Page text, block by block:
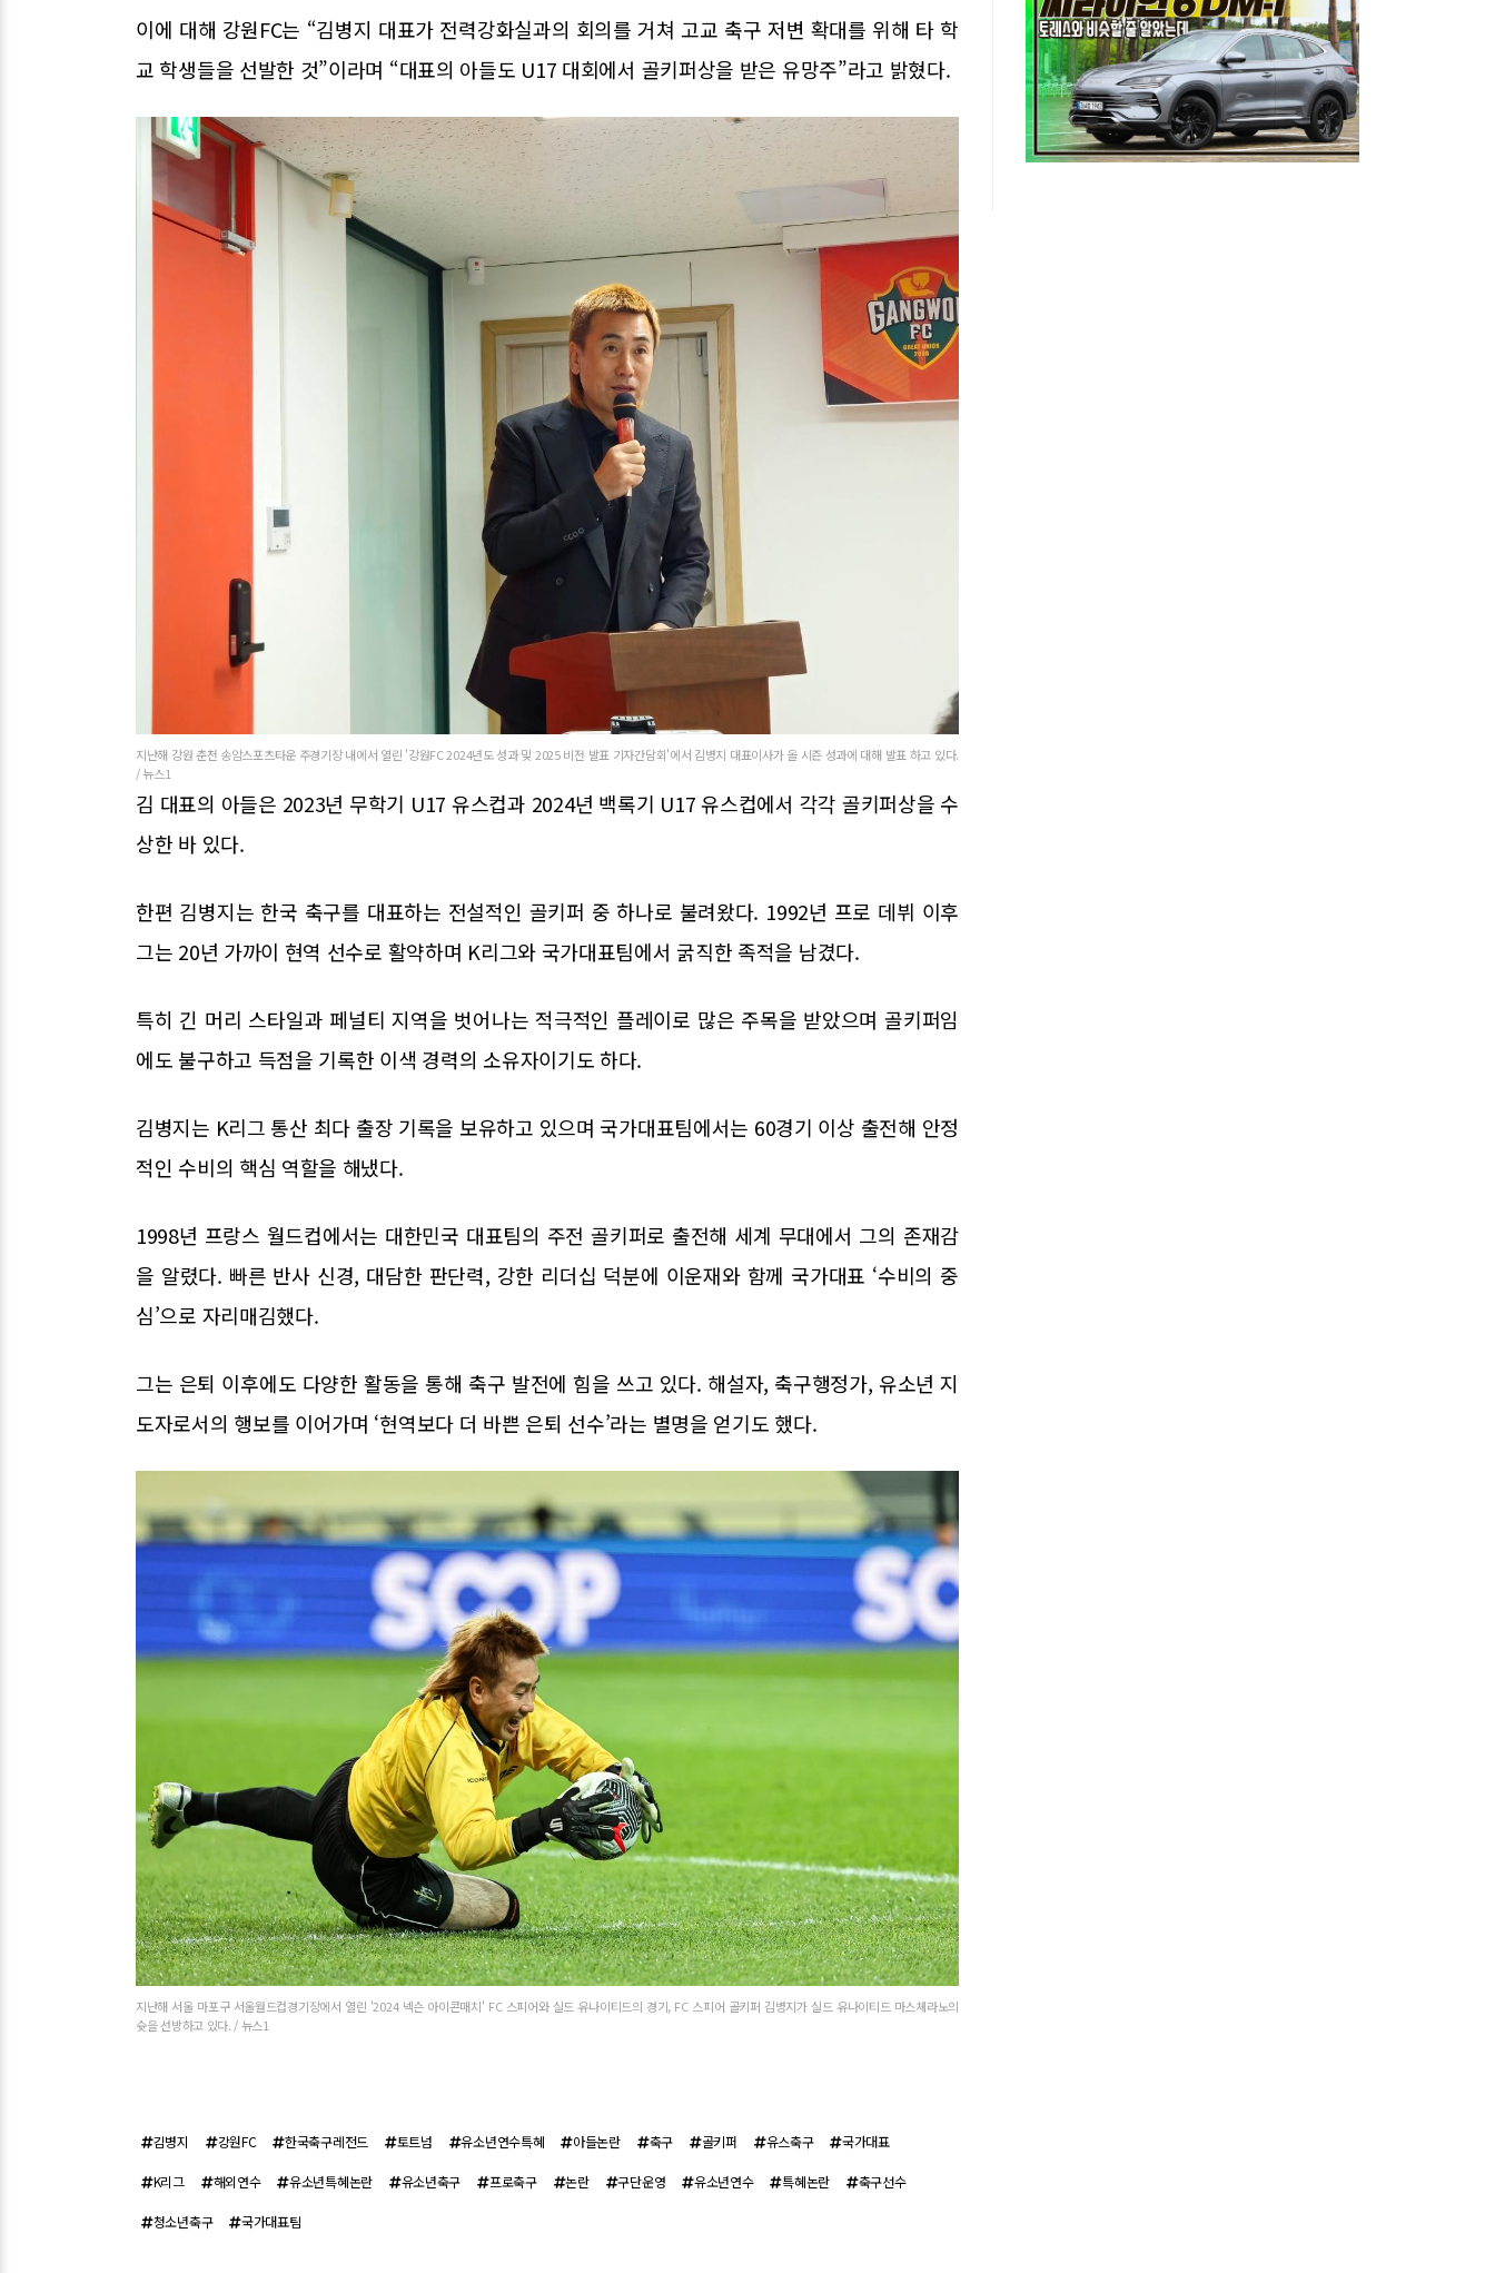
이에 대해 강원FC는 “김병지 대표가 전력강화실과의 회의를 거쳐 고교 축구 저변 확대를 위해 타 학
교 학생들을 선발한 것”이라며 “대표의 아들도 U17 대회에서 골키퍼상을 받은 유망주”라고 밝혔다.
지난해 강원 춘천 송암스포츠타운 주경기장 내에서 열린 '강원FC 2024년도 성과 및 2025 비전 발표 기자간담회'에서 김병지 대표이사가 올 시즌 성과에 대해 발표 하고 있다.
/ 뉴스1
김 대표의 아들은 2023년 무학기 U17 유스컵과 2024년 백록기 U17 유스컵에서 각각 골키퍼상을 수
상한 바 있다.
한편 김병지는 한국 축구를 대표하는 전설적인 골키퍼 중 하나로 불려왔다. 1992년 프로 데뷔 이후
그는 20년 가까이 현역 선수로 활약하며 K리그와 국가대표팀에서 굵직한 족적을 남겼다.
특히 긴 머리 스타일과 페널티 지역을 벗어나는 적극적인 플레이로 많은 주목을 받았으며 골키퍼임
에도 불구하고 득점을 기록한 이색 경력의 소유자이기도 하다.
김병지는 K리그 통산 최다 출장 기록을 보유하고 있으며 국가대표팀에서는 60경기 이상 출전해 안정
적인 수비의 핵심 역할을 해냈다.
1998년 프랑스 월드컵에서는 대한민국 대표팀의 주전 골키퍼로 출전해 세계 무대에서 그의 존재감
을 알렸다. 빠른 반사 신경, 대담한 판단력, 강한 리더십 덕분에 이운재와 함께 국가대표 ‘수비의 중
심’으로 자리매김했다.
그는 은퇴 이후에도 다양한 활동을 통해 축구 발전에 힘을 쓰고 있다. 해설자, 축구행정가, 유소년 지
도자로서의 행보를 이어가며 ‘현역보다 더 바쁜 은퇴 선수’라는 별명을 얻기도 했다.
지난해 서울 마포구 서울월드컵경기장에서 열린 '2024 넥슨 아이콘매치' FC 스피어와 실드 유나이티드의 경기, FC 스피어 골키퍼 김병지가 실드 유나이티드 마스체라노의
슛을 선방하고 있다. / 뉴스1
김병지 강원FC 한국축구레전드 토트넘 유소년연수특혜 아들논란 축구 골키퍼 유스축구 국가대표
K리그 해외연수 유소년특혜논란 유소년축구 프로축구 논란 구단운영 유소년연수 특혜논란 축구선수
청소년축구 국가대표팀